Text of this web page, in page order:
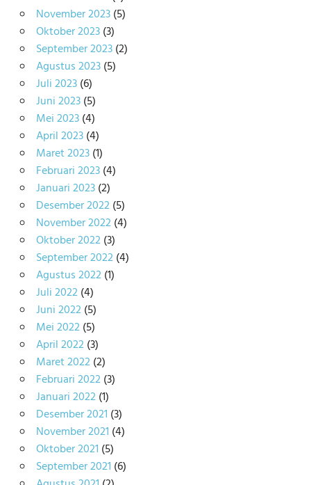
November 2023(5)
Oktober 2023(3)
September 2023(2)
Agustus 2023(5)
Juli 2023(6)
Juni 2023(5)
Mei 2023(4)
April 2023(4)
Maret 2023(1)
Februari 2023(4)
Januari 2023(2)
Desember 2022(5)
November 2022(4)
Oktober 2022(3)
September 2022(4)
Agustus 2022(1)
Juli 2022(4)
Juni 2022(5)
Mei 2022(5)
April 2022(3)
Maret 2022(2)
Februari 2022(3)
Januari 2022(1)
Desember 2021 (3)
November 2021 (4)
Oktober 2021 (5)
September 2021 (6)